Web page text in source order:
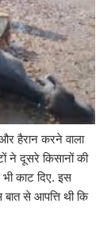
हैरान करने वाला
ने दूसरे किसानों की
काट दिए. इस
से आपत्ति थी कि